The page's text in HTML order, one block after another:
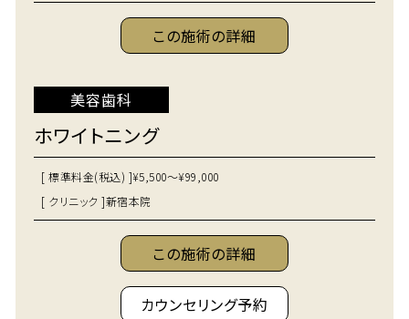
この施術の詳細
美容歯科
ホワイトニング
[ 標準料金(税込) ]¥5,500～¥99,000
[ クリニック ]新宿本院
この施術の詳細
カウンセリング予約